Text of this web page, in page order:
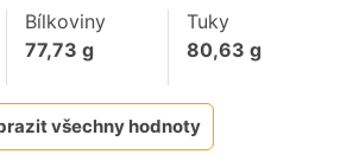
Bílkoviny
77,73 g
Tuky
80,63 g
všechny hodnoty